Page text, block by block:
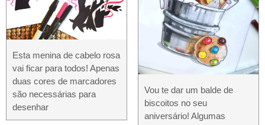
Esta menina de cabelo rosa
vai ficar para todos! Apenas
duas cores de marcadores
são necessárias para
desenhar
Vou te dar um balde de
biscoitos no seu
aniversário! Algumas